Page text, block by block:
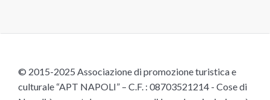
© 2015-2025 Associazione di promozione turistica e
culturale “APT NAPOLI” – C.F. : 08703521214 - Cose di